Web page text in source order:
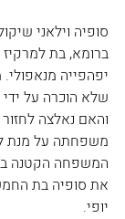
ברומא, בת
יפהפייה
שלא הוכרה על
והאם נאלצה
משפחתה על מנת
המשפחה הקטנה
את סופיה בת
יופי.